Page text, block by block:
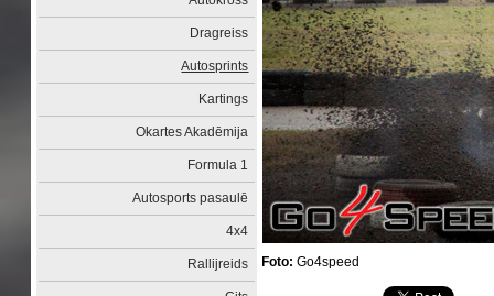
Dragreiss
Autosprints
Kartings
Okartes Akadēmija
Formula 1
Autosports pasaulē
4x4
Rallijreids Foto: Go4speed